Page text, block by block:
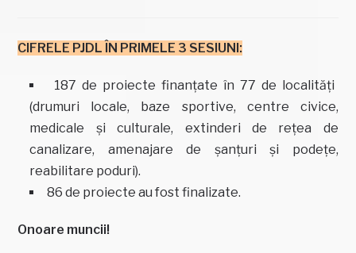
CIFRELE PJDL ÎN PRIMELE 3 SESIUNI:
187 de proiecte finanțate în 77 de localități
(drumuri locale, baze sportive, centre civice,
medicale și culturale, extinderi de rețea de
canalizare, amenajare de șanțuri și podețe,
reabilitare poduri).
86 de proiecte au fost finalizate.
Onoare muncii!